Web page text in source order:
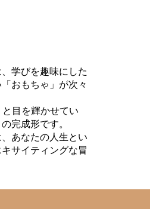
学びを趣味にした
おもちゃ」が次々
目を輝かせてい
完成形です。
あなたの人生とい
サイティングな冒